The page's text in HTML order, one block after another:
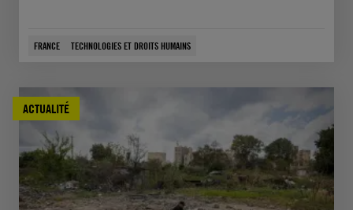
FRANCE TECHNOLOGIES ET DROITS HUMAINS
ACTUALITÉ